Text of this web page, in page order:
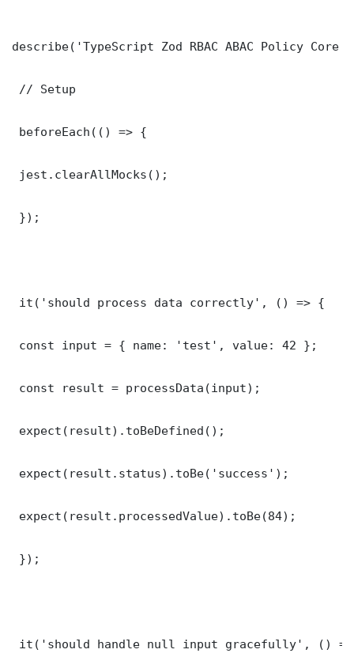
describe('TypeScript Zod RBAC ABAC Policy
// Setup
beforeEach(() => {
jest.clearAllMocks();
});
it('should process data correctly', () => {
const input = { name: 'test', value: 42 };
const result = processData(input);
expect(result).toBeDefined();
expect(result.status).toBe('success');
expect(result.processedValue).toBe(84);
});
it('should handle null input gracefully', ()